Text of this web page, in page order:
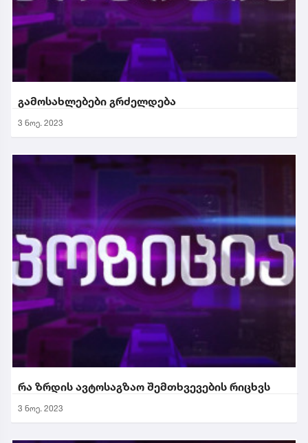
გამოსახლებები გრძელდება
3 ნოე. 2023
რა ზრდის ავტოსაგზაო შემთხვევების რიცხვს
3 ნოე. 2023